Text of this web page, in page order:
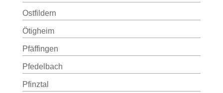
Ostfildern
Ötigheim
Pfäffingen
Pfedelbach
Pfinztal